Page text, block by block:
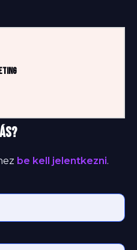
be kell jelentkezni.